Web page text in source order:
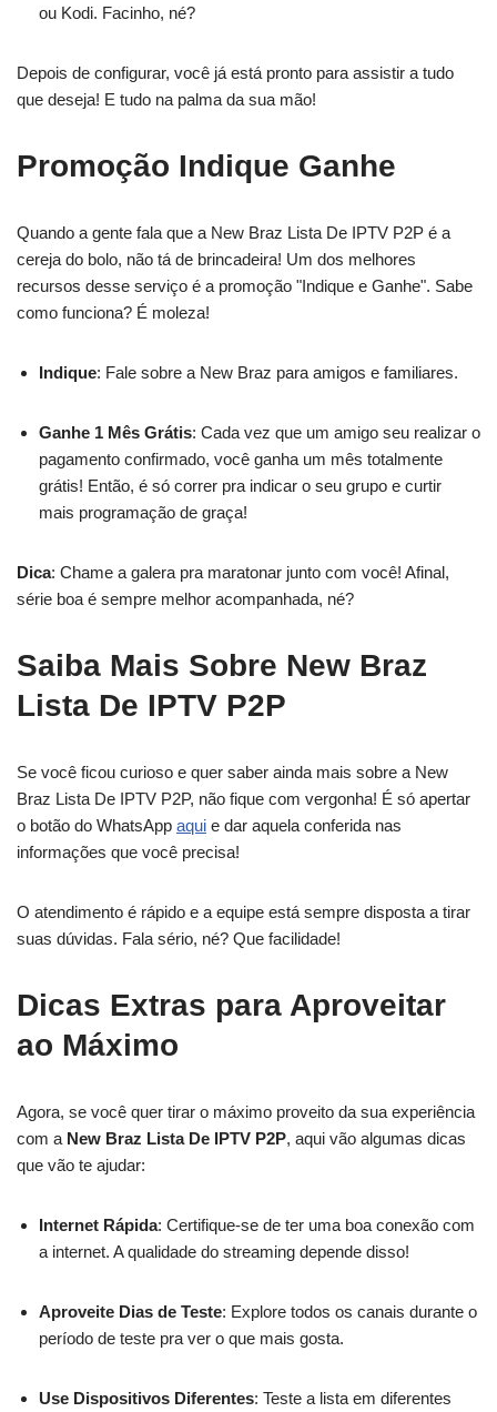
ou Kodi. Facinho, né?
Depois de configurar, você já está pronto para assistir a tudo
que deseja! E tudo na palma da sua mão!
Promoção Indique Ganhe
Quando a gente fala que a New Braz Lista De IPTV P2P é a
cereja do bolo, não tá de brincadeira! Um dos melhores
recursos desse serviço é a promoção "Indique e Ganhe". Sabe
como funciona? É moleza!
Indique: Fale sobre a New Braz para amigos e familiares.
Ganhe 1 Mês Grátis: Cada vez que um amigo seu realizar o
pagamento confirmado, você ganha um mês totalmente
grátis! Então, é só correr pra indicar o seu grupo e curtir
mais programação de graça!
Dica: Chame a galera pra maratonar junto com você! Afinal,
série boa é sempre melhor acompanhada, né?
Saiba Mais Sobre New Braz
Lista De IPTV P2P
Se você ficou curioso e quer saber ainda mais sobre a New
Braz Lista De IPTV P2P, não fique com vergonha! É só apertar
o botão do WhatsApp aqui e dar aquela conferida nas
informações que você precisa!
O atendimento é rápido e a equipe está sempre disposta a tirar
suas dúvidas. Fala sério, né? Que facilidade!
Dicas Extras para Aproveitar
ao Máximo
Agora, se você quer tirar o máximo proveito da sua experiência
com a New Braz Lista De IPTV P2P, aqui vão algumas dicas
que vão te ajudar:
Internet Rápida: Certifique-se de ter uma boa conexão com
a internet. A qualidade do streaming depende disso!
Aproveite Dias de Teste: Explore todos os canais durante o
período de teste pra ver o que mais gosta.
Use Dispositivos Diferentes: Teste a lista em diferentes